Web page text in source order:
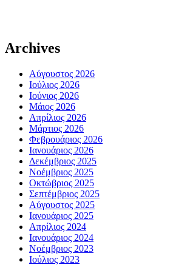
Archives
Αύγουστος 2026
Ιούλιος 2026
Ιούνιος 2026
Μάιος 2026
Απρίλιος 2026
Μάρτιος 2026
Φεβρουάριος 2026
Ιανουάριος 2026
Δεκέμβριος 2025
Νοέμβριος 2025
Οκτώβριος 2025
Σεπτέμβριος 2025
Αύγουστος 2025
Ιανουάριος 2025
Απρίλιος 2024
Ιανουάριος 2024
Νοέμβριος 2023
Ιούλιος 2023